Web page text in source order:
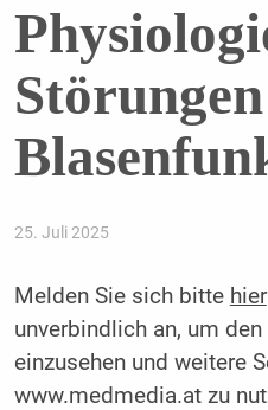
25. Juli 2025
Melden Sie sich bitte hier
unverbindlich an, um
einzusehen und weitere
www.medmedia.at zu